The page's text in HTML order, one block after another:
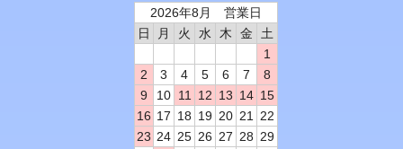
2026年8月 営業日
日
月 火 水 木 金
土
1
2
3 4 5 6 7
8
9
10 11 12 13 14 15
16 17 18 19 20 21
22
23 24 25 26 27 28 29